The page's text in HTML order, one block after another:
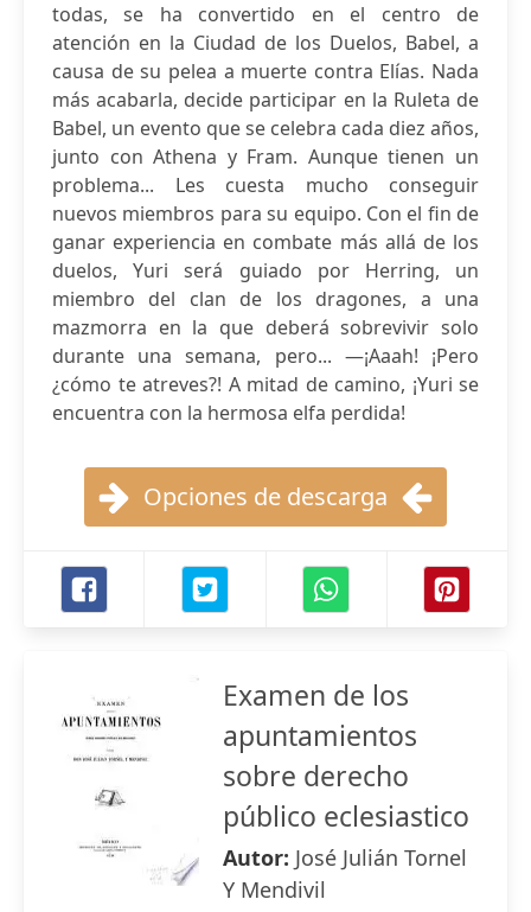
todas, se ha convertido en el centro de
atención en la Ciudad de los Duelos, Babel, a
causa de su pelea a muerte contra Elías. Nada
más acabarla, decide participar en la Ruleta de
Babel, un evento que se celebra cada diez años,
junto con Athena y Fram. Aunque tienen un
problema... Les cuesta mucho conseguir
nuevos miembros para su equipo. Con el fin de
ganar experiencia en combate más allá de los
duelos, Yuri será guiado por Herring, un
miembro del clan de los dragones, a una
mazmorra en la que deberá sobrevivir solo
durante una semana, pero... —¡Aaah! ¡Pero
¿cómo te atreves?! A mitad de camino, ¡Yuri se
encuentra con la hermosa elfa perdida!
Opciones de descarga
Examen de los
apuntamientos
sobre derecho
público eclesiastico
Autor: José Julián Tornel
Y Mendivil